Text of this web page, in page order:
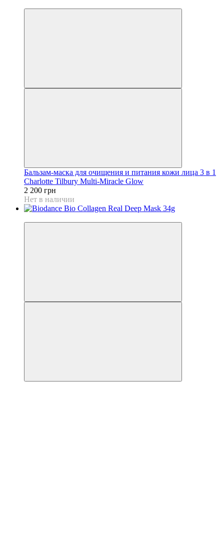
Бальзам-маска для очищения и питания кожи лица 3 в 1
Charlotte Tilbury Multi-Miracle Glow
2 200 грн
Нет в наличии